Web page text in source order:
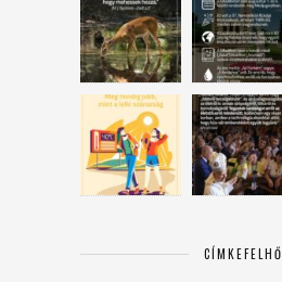
CÍMKEFELHŐ